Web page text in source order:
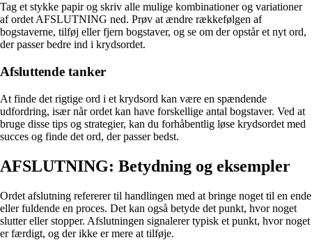
Tag et stykke papir og skriv alle mulige kombinationer og variationer
af ordet AFSLUTNING ned. Prøv at ændre rækkefølgen af
bogstaverne, tilføj eller fjern bogstaver, og se om der opstår et nyt ord,
der passer bedre ind i krydsordet.
Afsluttende tanker
At finde det rigtige ord i et krydsord kan være en spændende
udfordring, især når ordet kan have forskellige antal bogstaver. Ved at
bruge disse tips og strategier, kan du forhåbentlig løse krydsordet med
succes og finde det ord, der passer bedst.
AFSLUTNING: Betydning og eksempler
Ordet afslutning refererer til handlingen med at bringe noget til en ende
eller fuldende en proces. Det kan også betyde det punkt, hvor noget
slutter eller stopper. Afslutningen signalerer typisk et punkt, hvor noget
er færdigt, og der ikke er mere at tilføje.